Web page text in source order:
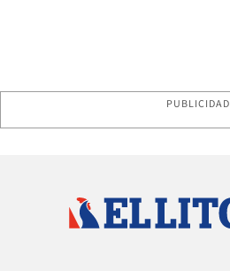
PUBLICIDAD